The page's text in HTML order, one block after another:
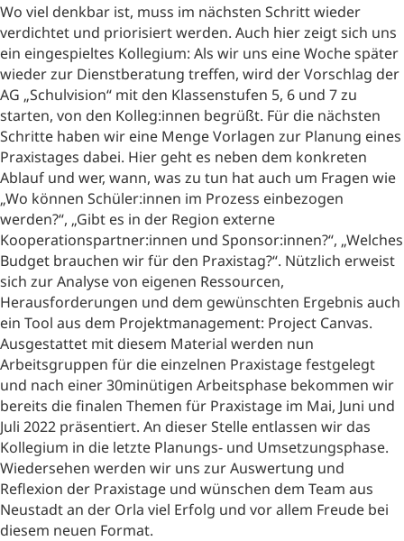
Wo viel denkbar ist, muss im nächsten Schritt wieder
verdichtet und priorisiert werden. Auch hier zeigt sich uns
ein eingespieltes Kollegium: Als wir uns eine Woche später
wieder zur Dienstberatung treffen, wird der Vorschlag der
AG „Schulvision“ mit den Klassenstufen 5, 6 und 7 zu
starten, von den Kolleg:innen begrüßt. Für die nächsten
Schritte haben wir eine Menge Vorlagen zur Planung eines
Praxistages dabei. Hier geht es neben dem konkreten
Ablauf und wer, wann, was zu tun hat auch um Fragen wie
„Wo können Schüler:innen im Prozess einbezogen
werden?“, „Gibt es in der Region externe
Kooperationspartner:innen und Sponsor:innen?“, „Welches
Budget brauchen wir für den Praxistag?“. Nützlich erweist
sich zur Analyse von eigenen Ressourcen,
Herausforderungen und dem gewünschten Ergebnis auch
ein Tool aus dem Projektmanagement: Project Canvas.
Ausgestattet mit diesem Material werden nun
Arbeitsgruppen für die einzelnen Praxistage festgelegt
und nach einer 30minütigen Arbeitsphase bekommen wir
bereits die finalen Themen für Praxistage im Mai, Juni und
Juli 2022 präsentiert. An dieser Stelle entlassen wir das
Kollegium in die letzte Planungs- und Umsetzungsphase.
Wiedersehen werden wir uns zur Auswertung und
Reflexion der Praxistage und wünschen dem Team aus
Neustadt an der Orla viel Erfolg und vor allem Freude bei
diesem neuen Format.